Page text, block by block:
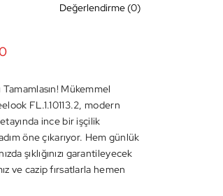
Değerlendirme (0)
Tamamlasın! Mükemmel
FL.1.10113.2, modern
ince bir işçilik
öne çıkarıyor. Hem günlük
şıklığınızı garantileyecek
ve cazip fırsatlarla hemen